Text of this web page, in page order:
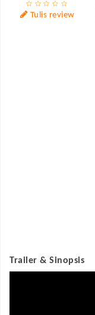
Tulis review
Trailer & Sinopsis